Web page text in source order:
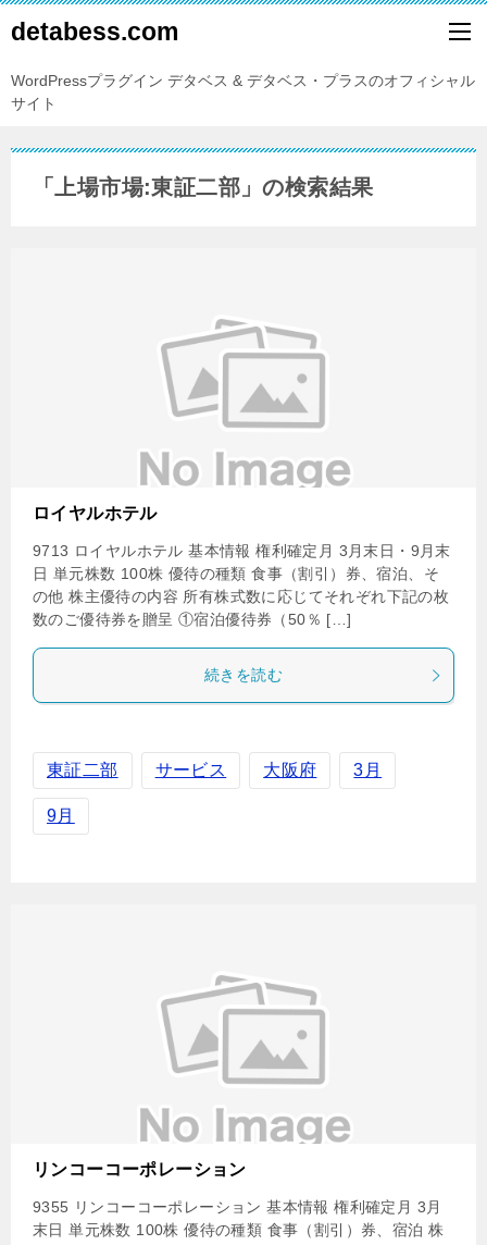
detabess.com
WordPressプラグイン デタベス & デタベス・プラスのオフィシャル
サイト
「上場市場:東証二部 」の検索結果
ロイヤルホテル
9713 ロイヤルホテル 基本情報 権利確定月 3月末日・9月末
日 単元株数 100株 優待の種類 食事（割引）券、宿泊、そ
の他 株主優待の内容 所有株式数に応じてそれぞれ下記の枚
数のご優待券を贈呈 ①宿泊優待券（50％ […]
続きを読む
東証二部 サービス 大阪府 3月
9月
リンコーコーポレーション
9355 リンコーコーポレーション 基本情報 権利確定月 3月
末日 単元株数 100株 優待の種類 食事（割引）券、宿泊 株